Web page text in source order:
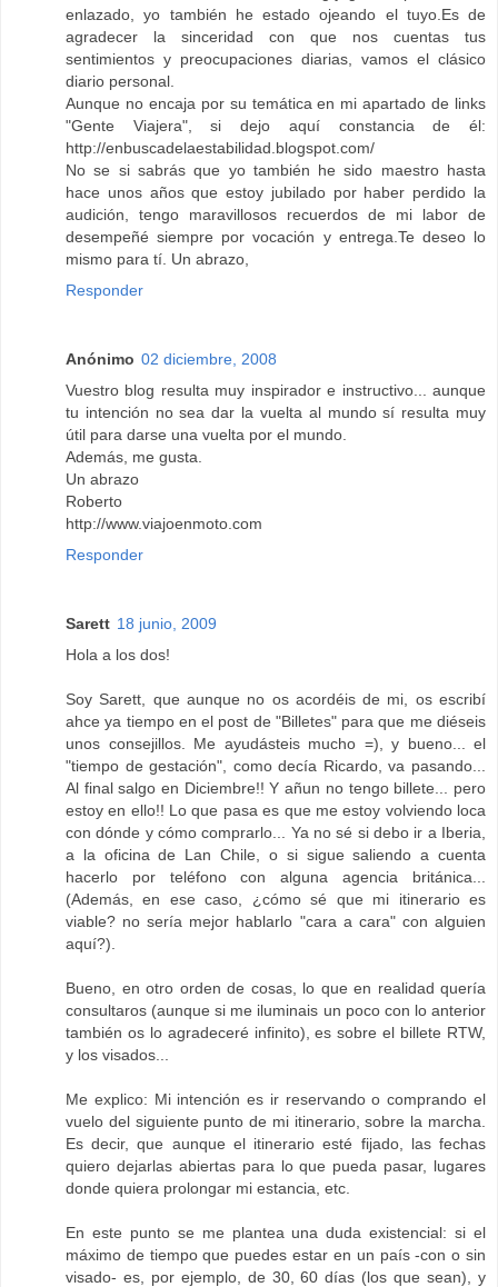
enlazado, yo también he estado ojeando el tuyo.Es de
agradecer la sinceridad con que nos cuentas tus
sentimientos y preocupaciones diarias, vamos el clásico
diario personal.
Aunque no encaja por su temática en mi apartado de links
"Gente Viajera", si dejo aquí constancia de él:
http://enbuscadelaestabilidad.blogspot.com/
No se si sabrás que yo también he sido maestro hasta
hace unos años que estoy jubilado por haber perdido la
audición, tengo maravillosos recuerdos de mi labor de
desempeñé siempre por vocación y entrega.Te deseo lo
mismo para tí. Un abrazo,
Responder
Anónimo 02 diciembre, 2008
Vuestro blog resulta muy inspirador e instructivo... aunque
tu intención no sea dar la vuelta al mundo sí resulta muy
útil para darse una vuelta por el mundo.
Además, me gusta.
Un abrazo
Roberto
http://www.viajoenmoto.com
Responder
Sarett 18 junio, 2009
Hola a los dos!
Soy Sarett, que aunque no os acordéis de mi, os escribí
ahce ya tiempo en el post de "Billetes" para que me diéseis
unos consejillos. Me ayudásteis mucho =), y bueno... el
"tiempo de gestación", como decía Ricardo, va pasando...
Al final salgo en Diciembre!! Y añun no tengo billete... pero
estoy en ello!! Lo que pasa es que me estoy volviendo loca
con dónde y cómo comprarlo... Ya no sé si debo ir a Iberia,
a la oficina de Lan Chile, o si sigue saliendo a cuenta
hacerlo por teléfono con alguna agencia británica...
(Además, en ese caso, ¿cómo sé que mi itinerario es
viable? no sería mejor hablarlo "cara a cara" con alguien
aquí?).
Bueno, en otro orden de cosas, lo que en realidad quería
consultaros (aunque si me iluminais un poco con lo anterior
también os lo agradeceré infinito), es sobre el billete RTW,
y los visados...
Me explico: Mi intención es ir reservando o comprando el
vuelo del siguiente punto de mi itinerario, sobre la marcha.
Es decir, que aunque el itinerario esté fijado, las fechas
quiero dejarlas abiertas para lo que pueda pasar, lugares
donde quiera prolongar mi estancia, etc.
En este punto se me plantea una duda existencial: si el
máximo de tiempo que puedes estar en un país -con o sin
visado- es, por ejemplo, de 30, 60 días (los que sean), y